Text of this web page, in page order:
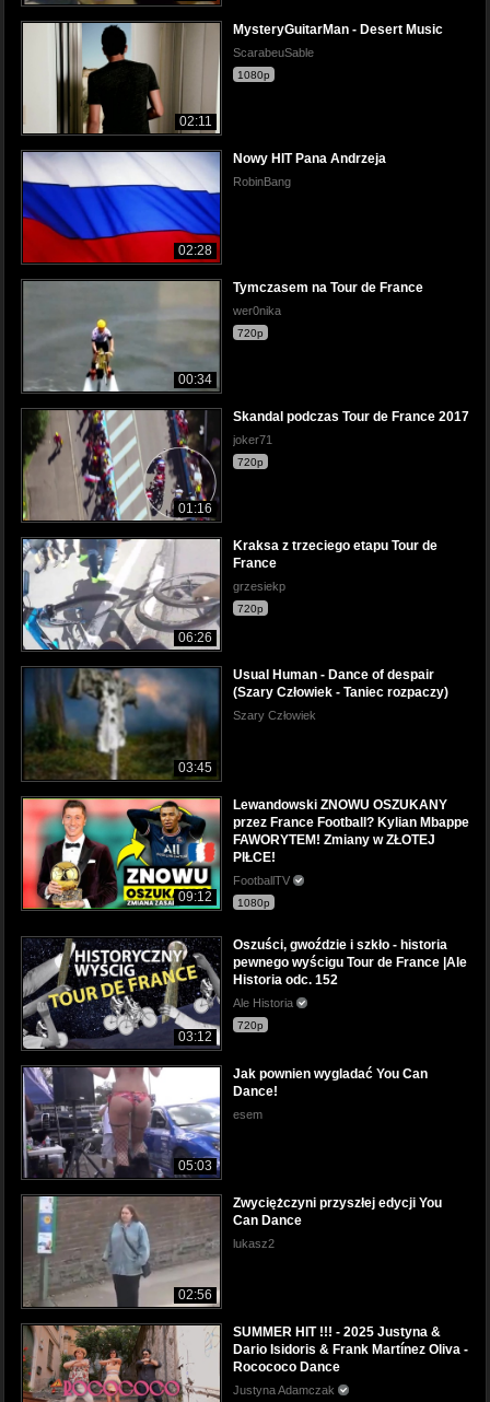
02:11
MysteryGuitarMan - Desert Music
ScarabeuSable
1080p
02:28
Nowy HIT Pana Andrzeja
RobinBang
00:34
Tymczasem na Tour de France
wer0nika
720p
01:16
Skandal podczas Tour de France 2017
joker71
720p
06:26
Kraksa z trzeciego etapu Tour de
France
grzesiekp
720p
03:45
Usual Human - Dance of despair
(Szary Człowiek - Taniec rozpaczy)
Szary Człowiek
09:12
Lewandowski ZNOWU OSZUKANY
przez France Football? Kylian Mbappe
FAWORYTEM! Zmiany w ZŁOTEJ
PIŁCE!
FootballTV
1080p
03:12
Oszuści, gwoździe i szkło - historia
pewnego wyścigu Tour de France |Ale
Historia odc. 152
Ale Historia
720p
05:03
Jak pownien wygladać You Can
Dance!
esem
02:56
Zwyciężczyni przyszłej edycji You
Can Dance
lukasz2
SUMMER HIT !!! - 2025 Justyna &
Dario Isidoris & Frank Martínez Oliva -
Rocococo Dance
Justyna Adamczak